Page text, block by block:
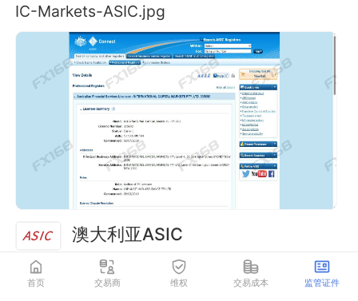
IC-Markets-ASIC.jpg
澳大利亚ASIC
首页 交易商 维权 交易成本 监管证件